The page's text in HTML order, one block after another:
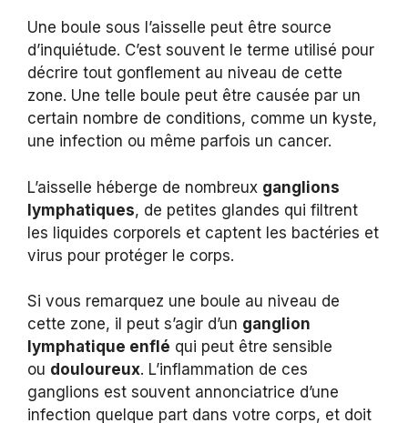
Une boule sous l’aisselle peut être source
d’inquiétude. C’est souvent le terme utilisé pour
décrire tout gonflement au niveau de cette
zone. Une telle boule peut être causée par un
certain nombre de conditions, comme un kyste,
une infection ou même parfois un cancer.
L’aisselle héberge de nombreux ganglions
lymphatiques, de petites glandes qui filtrent
les liquides corporels et captent les bactéries et
virus pour protéger le corps.
Si vous remarquez une boule au niveau de
cette zone, il peut s’agir d’un ganglion
lymphatique enflé qui peut être sensible
ou douloureux. L’inflammation de ces
ganglions est souvent annonciatrice d’une
infection quelque part dans votre corps, et doit